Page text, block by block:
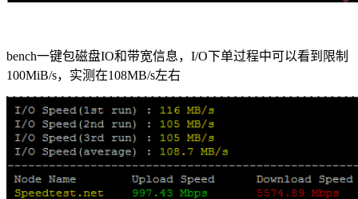
bench一键包磁盘IO和带宽信息，I/O下单过程中可以看到限制
100MiB/s，实测在108MB/s左右